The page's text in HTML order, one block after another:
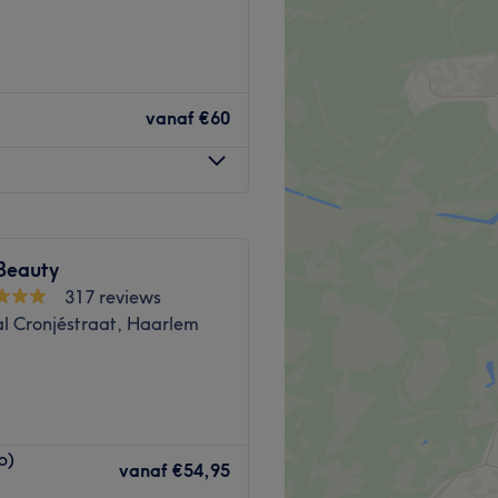
Beauty&Browbar
wenkbrauwen.vanaf €60
zorg en comfort centraal
te bieden.
317 reviews
Cronjéstraat, Haarlem
vanaf €54,95